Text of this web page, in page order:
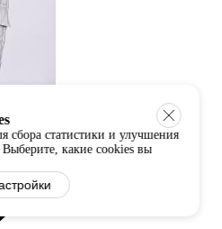
сбора статистики и улучшения
Выберите, какие cookies вы